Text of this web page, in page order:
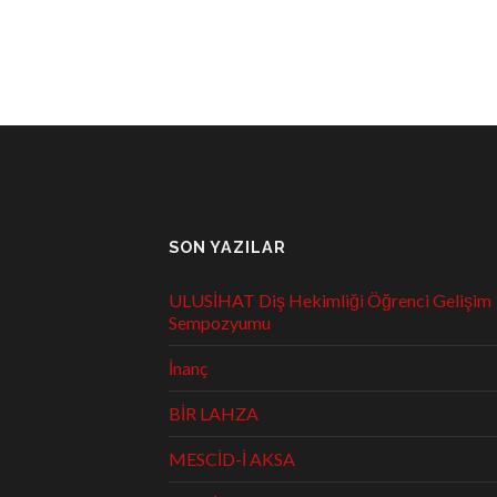
SON YAZILAR
ULUSİHAT Diş Hekimliği Öğrenci Gelişim
Sempozyumu
İnanç
BİR LAHZA
MESCİD-İ AKSA